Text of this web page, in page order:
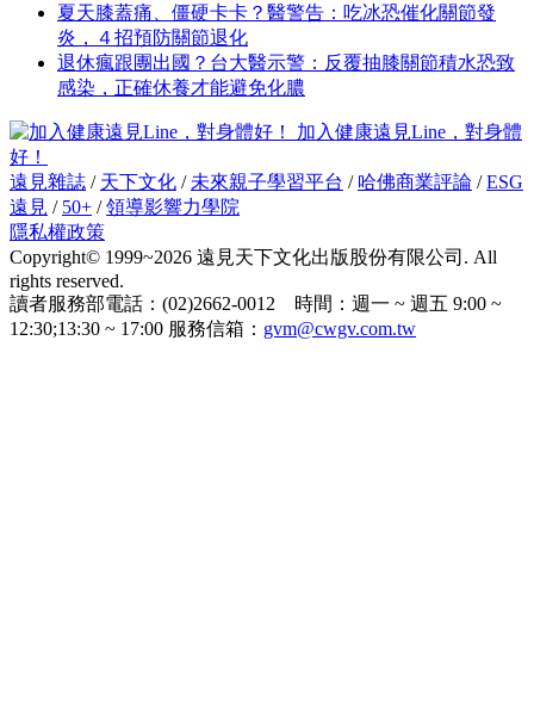
夏天膝蓋痛、僵硬卡卡？醫警告：吃冰恐催化關節發
炎，４招預防關節退化
退休瘋跟團出國？台大醫示警：反覆抽膝關節積水恐致
感染，正確休養才能避免化膿
加入健康遠見Line，對身體
好！
遠見雜誌 / 天下文化 / 未來親子學習平台 / 哈佛商業評論 /ESG
遠見 / 50+ /領導影響力學院
隱私權政策
Copyright© 1999~2026 遠見天下文化出版股份有限公司. All
rights reserved.
讀者服務部電話：(02)2662-0012 時間：週一 ~ 週五 9:00 ~
12:30;13:30 ~ 17:00 服務信箱： gvm@cwgv.com.tw